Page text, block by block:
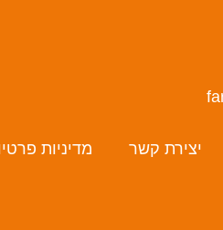
יצירת קשר מדיניות